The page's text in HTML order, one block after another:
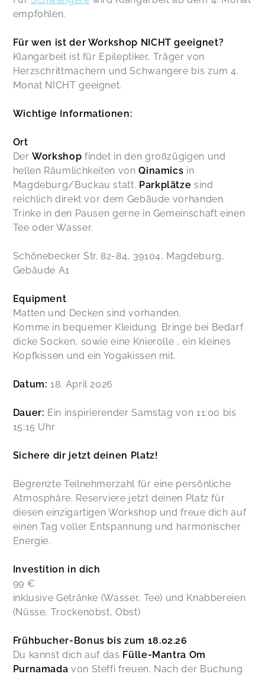
empfohlen.
Für wen ist der Workshop NICHT geeignet?
Klangarbeit ist für Epileptiker, Träger von
Herzschrittmachern und Schwangere bis zum 4.
Monat NICHT geeignet.
Wichtige Informationen:
Ort
DerWorkshop findet in den großzügigen und
hellen Räumlichkeiten vonQinamics in
Magdeburg/Buckau statt. Parkplätze sind
reichlich direkt vor dem Gebäude vorhanden.
Trinke in den Pausen gerne in Gemeinschaft einen
Tee oder Wasser.
Schönebecker Str. 82-84, 39104, Magdeburg,
Gebäude A1
Equipment
Matten und Decken sind vorhanden.
Komme in bequemer Kleidung. Bringe bei Bedarf
dicke Socken, sowie eine Knierolle , ein kleines
Kopfkissen und ein Yogakissen mit.
Datum: 18. April 2026
Dauer: Ein inspirierender Samstag von 11:00 bis
15:15 Uhr
Sichere dir jetzt deinen Platz!
Begrenzte Teilnehmerzahl für eine persönliche
Atmosphäre. Reserviere jetzt deinen Platz für
diesen einzigartigen Workshop und freue dich auf
einen Tag voller Entspannung und harmonischer
Energie.
Investition in dich
99 €
inklusive Getränke (Wasser, Tee) und Knabbereien
(Nüsse, Trockenobst, Obst)
Frühbucher-Bonus bis zum 18.02.26
Du kannst dich auf das Fülle-Mantra Om
Purnamada von Steffi freuen. Nach der Buchung